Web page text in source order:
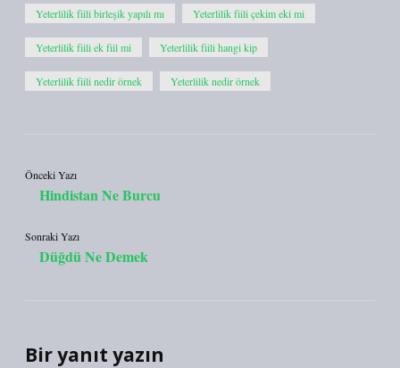
Yeterlilik fiili birleşik yapılı mı Yeterlilik fiili çekim eki mi
Yeterlilik fiili ek fiil mi Yeterlilik fiili hangi kip
Yeterlilik fiili nedir örnek Yeterlilik nedir örnek
Önceki Yazı
Hindistan Ne Burcu
Sonraki Yazı
Düğdü Ne Demek
Bir yanıt yazın